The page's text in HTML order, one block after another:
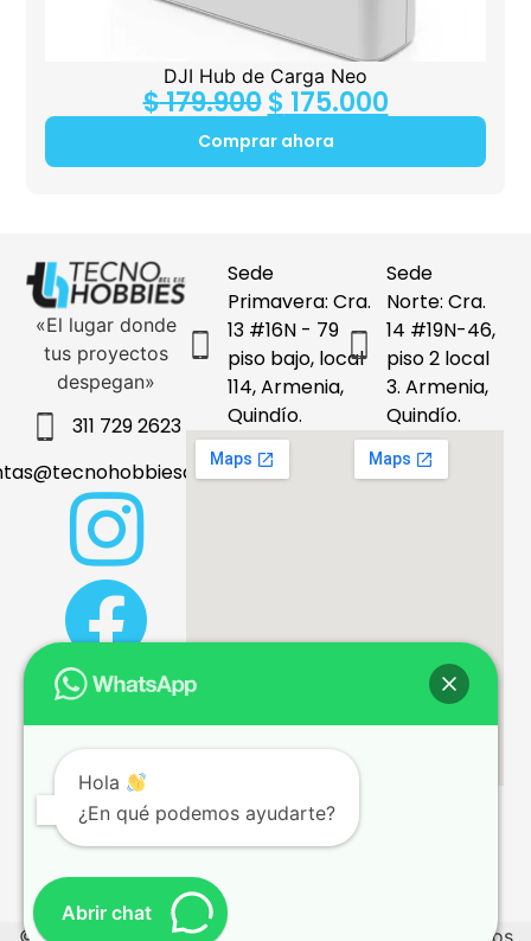
DJI Hub de Carga Neo
$179.900 $ 175.000
Comprar ahora
«El lugar donde
tus proyectos
despegan»
311 729 2623
Sede
Primavera: Cra.
13 #16N - 79
piso bajo, local
114, Armenia,
Quindío.
Sede
Norte: Cra.
14 #19N-46,
piso 2 local
3. Armenia,
Quindío.
Términos y condiciones
Hola
¿En qué podemos ayudarte?
Abrir chat